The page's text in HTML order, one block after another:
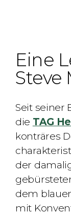
Eine
Steve
Seit seiner
die TAG
konträres
der
dem
mit